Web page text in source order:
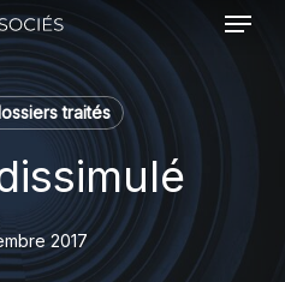
Menu
traités
2017